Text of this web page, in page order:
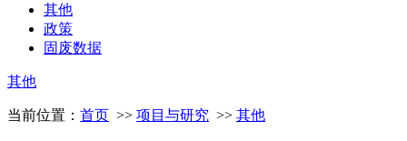
其他
政策
固废数据
其他
当前位置： 首页 >> 项目与研究 >> 其他